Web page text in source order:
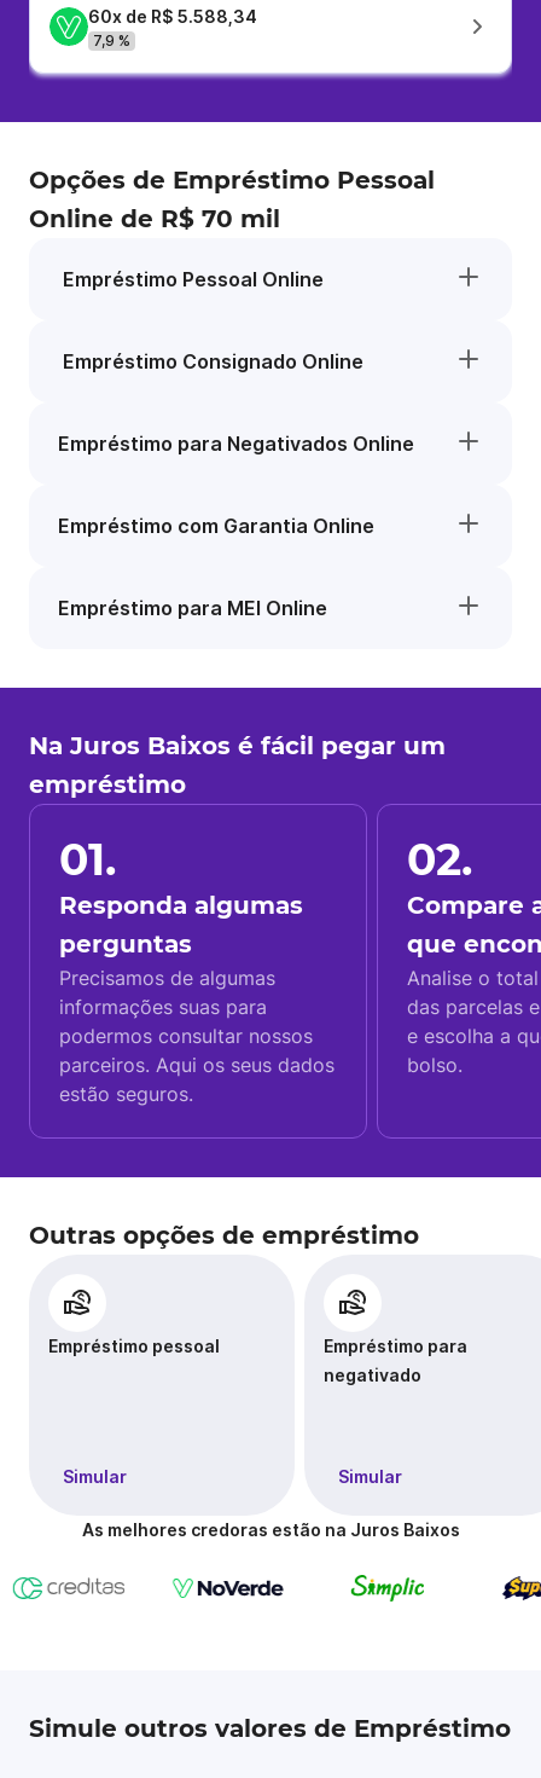
60x de R$ 5.588,34
7,9 %
Opções de Empréstimo Pessoal
Online de R$ 70 mil
Empréstimo Pessoal Online
Empréstimo Consignado Online
Empréstimo para Negativados Online
Empréstimo com Garantia Online
Empréstimo para MEI Online
Na Juros Baixos é fácil pegar um
empréstimo
01.
Responda algumas
perguntas
Precisamos de algumas
informações suas para
podermos consultar nossos
parceiros. Aqui os seus dados
estão seguros.
02.
Compare
que
Analise o
das parcelas
e escolha a
bolso.
Outras opções de empréstimo
Empréstimo pessoal
Simular
Empréstimo para
negativado
Simular
As melhores credoras estão na Juros Baixos
Simule outros valores de Empréstimo